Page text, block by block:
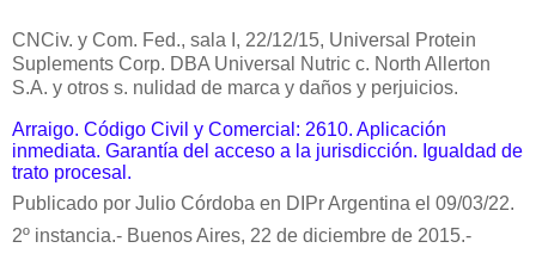
CNCiv. y Com. Fed., sala I, 22/12/15, Universal Protein
Suplements Corp. DBA Universal Nutric c. North Allerton
S.A. y otros s. nulidad de marca y daños y perjuicios.
Arraigo. Código Civil y Comercial: 2610. Aplicación
inmediata. Garantía del acceso a la jurisdicción. Igualdad de
trato procesal.
Publicado por Julio Córdoba en DIPr Argentina el 09/03/22.
2º instancia.- Buenos Aires, 22 de diciembre de 2015.-